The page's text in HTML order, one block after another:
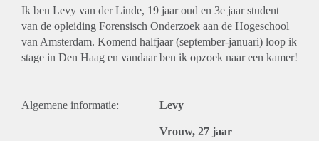
Ik ben Levy van der Linde, 19 jaar oud en 3e jaar student
van de opleiding Forensisch Onderzoek aan de Hogeschool
van Amsterdam. Komend halfjaar (september-januari) loop ik
stage in Den Haag en vandaar ben ik opzoek naar een kamer!
Algemene informatie: Levy
Vrouw, 27 jaar